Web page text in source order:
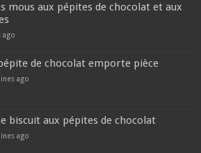
mous aux pépites de chocolat et aux
ago
de chocolat emporte pièce
ago
biscuit aux pépites de chocolat
ago